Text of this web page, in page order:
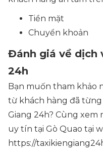
Tiền mặt
Chuyển khoản
Đánh giá về dịch
24h
Bạn muốn tham khảo
từ khách hàng đã
Giang 24h? Cùng xem
uy tín tại Gò Quao tại
https://